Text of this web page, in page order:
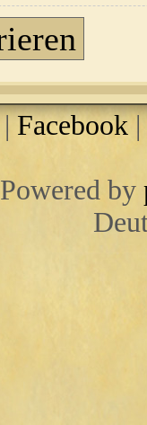
| Facebook |
Powered by